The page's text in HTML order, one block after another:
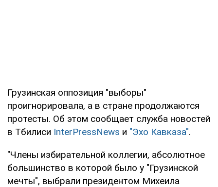
Грузинская оппозиция "выборы"
проигнорировала, а в стране продолжаются
протесты. Об этом сообщает служба новостей
в Тбилиси InterPressNews и "Эхо Кавказа".
"Члены избирательной коллегии, абсолютное
большинство в которой было у "Грузинской
мечты", выбрали президентом Михеила